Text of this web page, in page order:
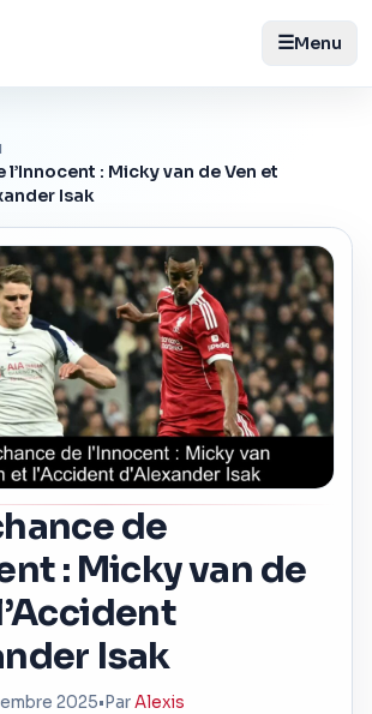
☰Menu
l’Innocent : Micky van de Ven et
Isak
de
: Micky van de
Isak
2025• ParAlexis